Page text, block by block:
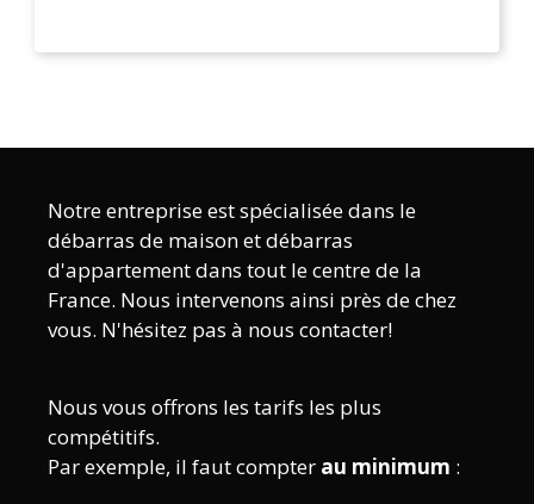
Notre entreprise est spécialisée dans le
débarras de maison et débarras
d'appartement dans tout le centre de la
France. Nous intervenons ainsi près de chez
vous. N'hésitez pas à nous contacter!
Nous vous offrons les tarifs les plus
compétitifs.
Par exemple, il faut compter au minimum :